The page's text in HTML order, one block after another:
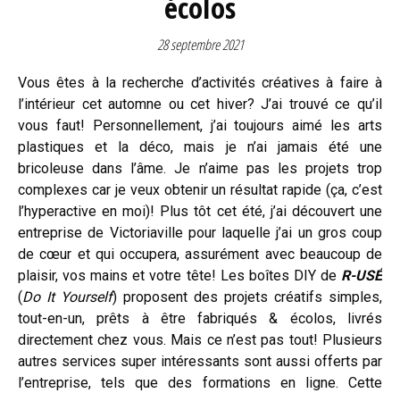
28 septembre 2021
Vous êtes à la recherche d’activités créatives à faire à
l’intérieur cet automne ou cet hiver? J’ai trouvé ce qu’il
vous faut! Personnellement, j’ai toujours aimé les arts
plastiques et la déco, mais je n’ai jamais été une
bricoleuse dans l’âme. Je n’aime pas les projets trop
complexes car je veux obtenir un résultat rapide (ça, c’est
l’hyperactive en moi)! Plus tôt cet été, j’ai découvert une
entreprise de Victoriaville pour laquelle j’ai un gros coup
de cœur et qui occupera, assurément avec beaucoup de
plaisir, vos mains et votre tête! Les boîtes DIY de R-USÉ
(Do It Yourself) proposent des projets créatifs simples,
tout-en-un, prêts à être fabriqués & écolos, livrés
directement chez vous. Mais ce n’est pas tout! Plusieurs
autres services super intéressants sont aussi offerts par
l’entreprise, tels que des formations en ligne. Cette